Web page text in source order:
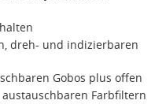
dreh- und indizierbaren
Gobos plus offen
Farbfiltern